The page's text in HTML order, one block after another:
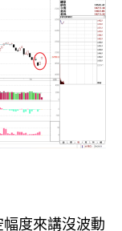
度來講沒波動